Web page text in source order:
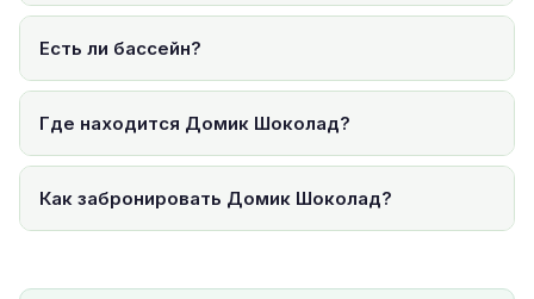
Есть ли бассейн?
Где находится Домик Шоколад?
Как забронировать Домик Шоколад?